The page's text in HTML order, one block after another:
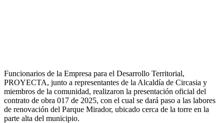
Funcionarios de la Empresa para el Desarrollo Territorial,
PROYECTA, junto a representantes de la Alcaldía de Circasia y
miembros de la comunidad, realizaron la presentación oficial del
contrato de obra 017 de 2025, con el cual se dará paso a las labores
de renovación del Parque Mirador, ubicado cerca de la torre en la
parte alta del municipio.